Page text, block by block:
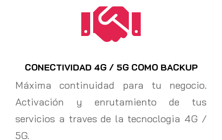

CONECTIVIDAD 4G / 5G COMO BACKUP
Máxima continuidad para tu negocio.
Activación y enrutamiento de tus
servicios a traves de la tecnoclogia 4G /
5G.